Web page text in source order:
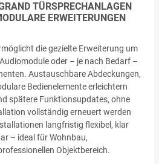
TÜRSPRECHANLAGEN
ERWEITERUNGEN
die gezielte Erweiterung um
oder – je nach Bedarf –
Austauschbare Abdeckungen,
Bedienelemente erleichtern
spätere Funktionsupdates, ohne
vollständig erneuert werden
langfristig flexibel, klar
– ideal für Wohnbau,
Objektbereich.